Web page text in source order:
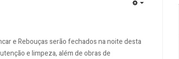
e Rebouças serão fechados na noite desta
e limpeza, além de obras de